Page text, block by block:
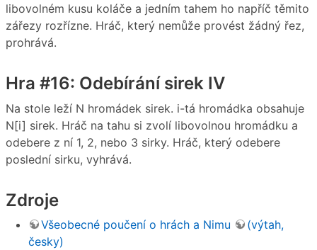
libovolném kusu koláče a jedním tahem ho napříč těmito
zářezy rozřízne. Hráč, který nemůže provést žádný řez,
prohrává.
Hra #16: Odebírání sirek IV
Na stole leží N hromádek sirek. i-tá hromádka obsahuje
N[i] sirek. Hráč na tahu si zvolí libovolnou hromádku a
odebere z ní 1, 2, nebo 3 sirky. Hráč, který odebere
poslední sirku, vyhrává.
Zdroje
Všeobecné poučení o hrách a Nimu
(výtah,
česky)